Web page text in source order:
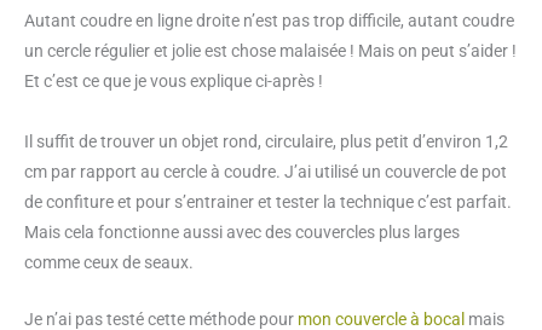
Autant coudre en ligne droite n’est pas trop difficile, autant coudre
un cercle régulier et jolie est chose malaisée ! Mais on peut s’aider !
Et c’est ce que je vous explique ci-après !
Il suffit de trouver un objet rond, circulaire, plus petit d’environ 1,2
cm par rapport au cercle à coudre. J’ai utilisé un couvercle de pot
de confiture et pour s’entrainer et tester la technique c’est parfait.
Mais cela fonctionne aussi avec des couvercles plus larges
comme ceux de seaux.
Je n’ai pas testé cette méthode pour mon couvercle à bocal mais